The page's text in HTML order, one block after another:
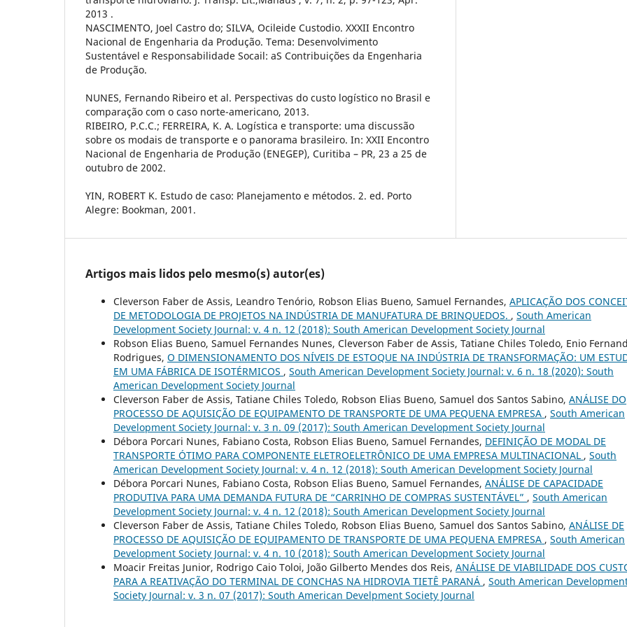
2013 .
NASCIMENTO, Joel Castro do; SILVA, Ocileide Custodio. XXXII Encontro
Nacional de Engenharia da Produção. Tema: Desenvolvimento
Sustentável e Responsabilidade Socail: aS Contribuições da Engenharia
de Produção.
NUNES, Fernando Ribeiro et al. Perspectivas do custo logístico no Brasil e
comparação com o caso norte-americano, 2013.
RIBEIRO, P.C.C.; FERREIRA, K. A. Logística e transporte: uma discussão
sobre os modais de transporte e o panorama brasileiro. In: XXII Encontro
Nacional de Engenharia de Produção (ENEGEP), Curitiba – PR, 23 a 25 de
outubro de 2002.
YIN, ROBERT K. Estudo de caso: Planejamento e métodos. 2. ed. Porto
Alegre: Bookman, 2001.
Artigos mais lidos pelo mesmo(s) autor(es)
Cleverson Faber de Assis, Leandro Tenório, Robson Elias Bueno, Samuel Fernandes, APLICAÇÃO DOS
DE METODOLOGIA DE PROJETOS NA INDÚSTRIA DE MANUFATURA DE BRINQUEDOS. , South American
Development Society Journal: v. 4 n. 12 (2018): South American Development Society Journal
Robson Elias Bueno, Samuel Fernandes Nunes, Cleverson Faber de Assis, Tatiane Chiles Toledo, Enio
Rodrigues, O DIMENSIONAMENTO DOS NÍVEIS DE ESTOQUE NA INDÚSTRIA DE TRANSFORMAÇÃO: UM
EM UMA FÁBRICA DE ISOTÉRMICOS , South American Development Society Journal: v. 6 n. 18 (2020): South
American Development Society Journal
Cleverson Faber de Assis, Tatiane Chiles Toledo, Robson Elias Bueno, Samuel dos Santos Sabino, ANÁLISE DO
PROCESSO DE AQUISIÇÃO DE EQUIPAMENTO DE TRANSPORTE DE UMA PEQUENA EMPRESA , South American
Development Society Journal: v. 3 n. 09 (2017): South American Development Society Journal
Débora Porcari Nunes, Fabiano Costa, Robson Elias Bueno, Samuel Fernandes, DEFINIÇÃO DE MODAL DE
TRANSPORTE ÓTIMO PARA COMPONENTE ELETROELETRÔNICO DE UMA EMPRESA MULTINACIONAL , South
American Development Society Journal: v. 4 n. 12 (2018): South American Development Society Journal
Débora Porcari Nunes, Fabiano Costa, Robson Elias Bueno, Samuel Fernandes, ANÁLISE DE CAPACIDADE
PRODUTIVA PARA UMA DEMANDA FUTURA DE “CARRINHO DE COMPRAS SUSTENTÁVEL” , South American
Development Society Journal: v. 4 n. 12 (2018): South American Development Society Journal
Cleverson Faber de Assis, Tatiane Chiles Toledo, Robson Elias Bueno, Samuel dos Santos Sabino, ANÁLISE DE
PROCESSO DE AQUISIÇÃO DE EQUIPAMENTO DE TRANSPORTE DE UMA PEQUENA EMPRESA , South American
Development Society Journal: v. 4 n. 10 (2018): South American Development Society Journal
Moacir Freitas Junior, Rodrigo Caio Toloi, João Gilberto Mendes dos Reis, ANÁLISE DE VIABILIDADE DOS
PARA A REATIVAÇÃO DO TERMINAL DE CONCHAS NA HIDROVIA TIETÊ PARANÁ , South American
Society Journal: v. 3 n. 07 (2017): South American Develpment Society Journal